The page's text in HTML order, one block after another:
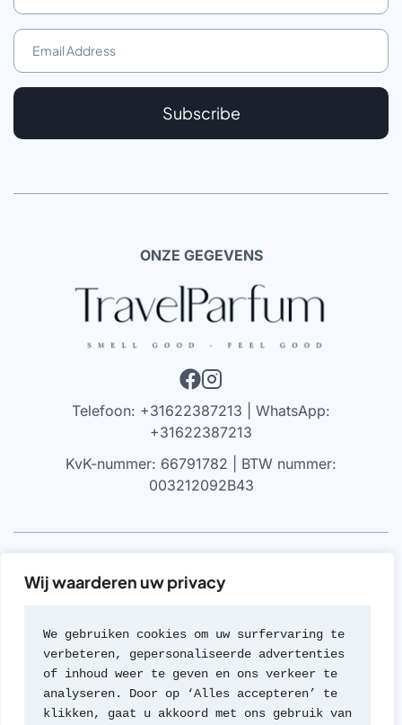
Wij waarderen uw privacy
We gebruiken cookies om uw surfervaring te
verbeteren, gepersonaliseerde advertenties
of inhoud weer te geven en ons verkeer te
analyseren. Door op ‘Alles accepteren’ te
klikken, gaat u akkoord met ons gebruik van
Subscribe
ONZE GEGEVENS
Telefoon: +31622387213 | WhatsApp:
+31622387213
KvK-nummer: 66791782 | BTW nummer:
003212092B43
VRIJWARING
gekocht bij geautoriseerde leveranciers of van de
merken zelf (met geen van beide hebben we een
formele rechtsverhouding). Wij werken nooit met
namaak of imitaties van geuren; een beleid dat we zeer
serieus nemen.